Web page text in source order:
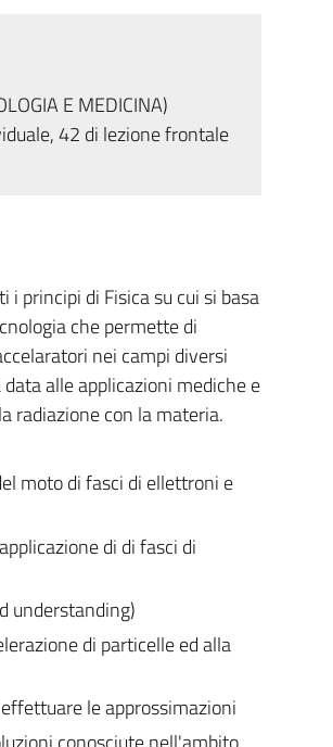
E MEDICINA)
42 di lezione frontale
principi di Fisica su cui si basa
che permette di
nei campi diversi
alle applicazioni mediche e
radiazione con la materia.
moto di fasci di ellettroni e
di di fasci di
understanding)
di particelle ed alla
le approssimazioni